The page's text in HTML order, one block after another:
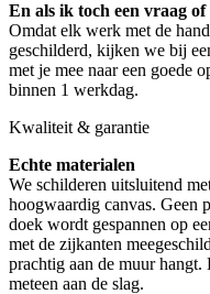
En als ik toch een vraag
Omdat elk werk met de
geschilderd, kijken we bij
met je mee naar een goede
binnen 1 werkdag.
Kwaliteit & garantie
Echte materialen
We schilderen uitsluitend
hoogwaardig canvas. Geen
doek wordt gespannen op
met de zijkanten
prachtig aan de muur
meteen aan de slag.